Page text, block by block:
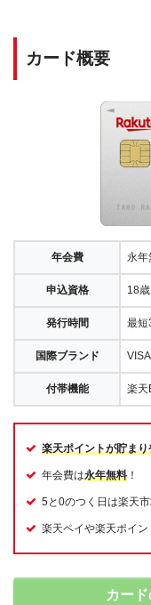
カード概要
年会費 永年
申込資格 18
発行時間 最短
国際ブランド
付帯機能 楽天
楽天ポイントが貯まり
年会費は永年無料 ！
5と0のつく日は楽天
楽天ペイや楽天ポイン
カー